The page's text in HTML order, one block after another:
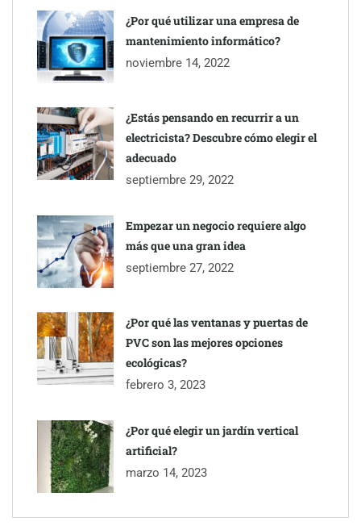
¿Por qué utilizar una empresa de
mantenimiento informático?
noviembre 14, 2022
¿Estás pensando en recurrir a un
electricista? Descubre cómo elegir el
adecuado
septiembre 29, 2022
Empezar un negocio requiere algo
más que una gran idea
septiembre 27, 2022
¿Por qué las ventanas y puertas de
PVC son las mejores opciones
ecológicas?
febrero 3, 2023
¿Por qué elegir un jardín vertical
artificial?
marzo 14, 2023